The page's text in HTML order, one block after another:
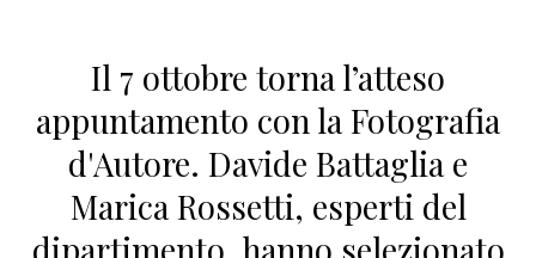
Il 7 ottobre torna l’atteso
appuntamento con la Fotografia
d'Autore. Davide Battaglia e
Marica Rossetti, esperti del